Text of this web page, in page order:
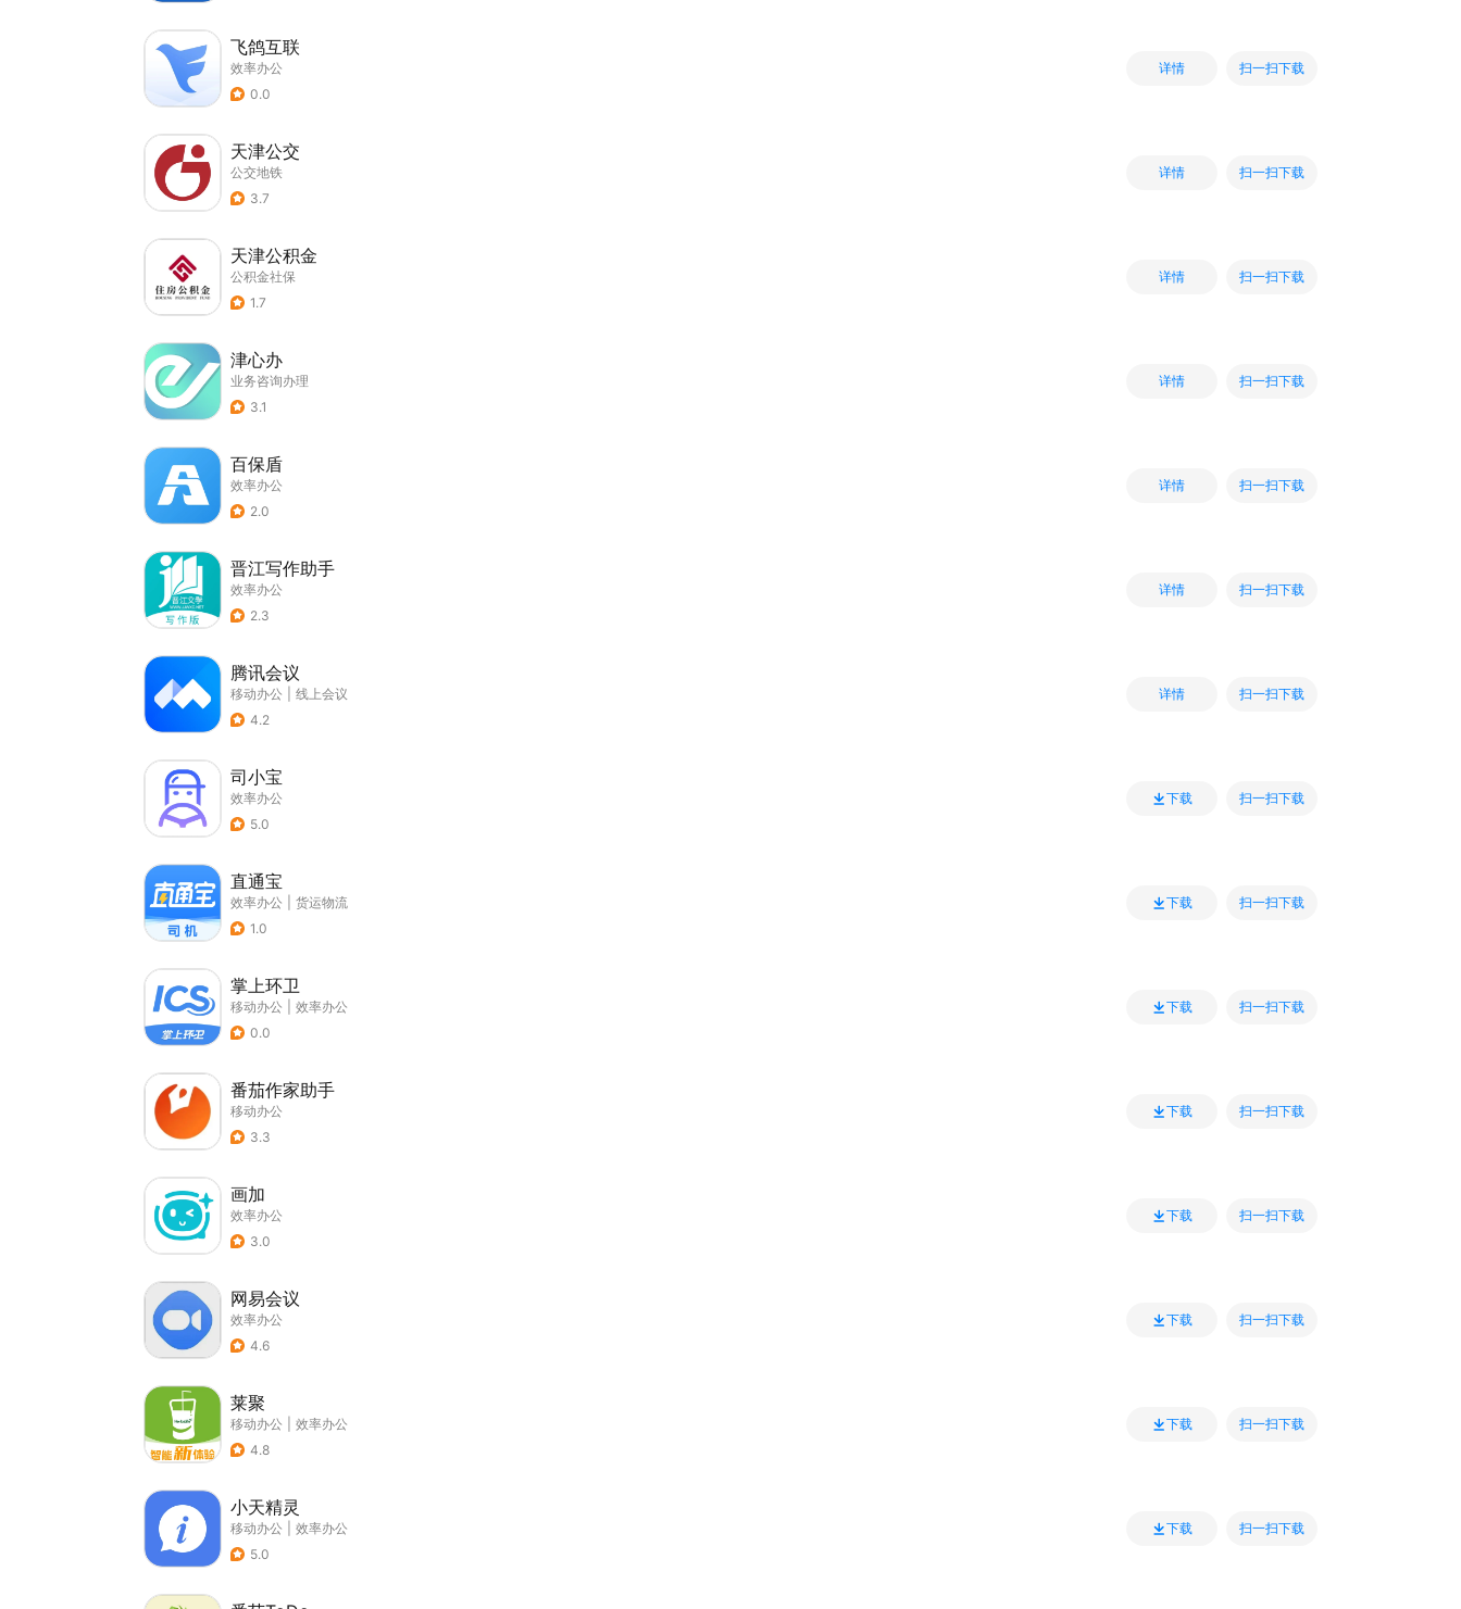
飞鸽互联
效率办公
0.0
详情 扫一扫下载
天津公交
公交地铁
3.7
详情 扫一扫下载
天津公积金
公积金社保
1.7
详情 扫一扫下载
津心办
业务咨询办理
3.1
详情 扫一扫下载
百保盾
效率办公
2.0
详情 扫一扫下载
晋江写作助手
效率办公
2.3
详情 扫一扫下载
腾讯会议
移动办公
线上会议
4.2
详情 扫一扫下载
司小宝
效率办公
5.0
下载 扫一扫下载
直通宝
效率办公
货运物流
1.0
下载 扫一扫下载
掌上环卫
移动办公
效率办公
0.0
下载 扫一扫下载
番茄作家助手
移动办公
3.3
下载 扫一扫下载
画加
效率办公
3.0
下载 扫一扫下载
网易会议
效率办公
4.6
下载 扫一扫下载
莱聚
移动办公
效率办公
4.8
下载 扫一扫下载
小天精灵
移动办公
效率办公
5.0
下载 扫一扫下载